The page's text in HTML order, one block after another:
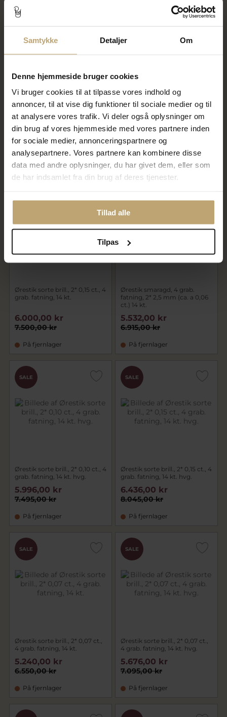
Samtykke Detaljer Om
Denne hjemmeside bruger cookies
Vi bruger cookies til at tilpasse vores indhold og
annoncer, til at vise dig funktioner til sociale medier og til
at analysere vores trafik. Vi deler også oplysninger om
din brug af vores hjemmeside med vores partnere inden
for sociale medier, annonceringspartnere og
analysepartnere. Vores partnere kan kombinere disse
data med andre oplysninger, du har givet dem, eller som
de har indsamlet fra din brug af deres tjenester.
Tillad alle
Tilpas
SALE
Ørestik smaragd, 4 grab.
fatning, 2* 2,5 mm (ca. a 0,06
ct.) 14 kt. hvg.
7.485,00 kr
5.988,00 kr
På fjernlager
Ørestik sorte brill., 2* 0,10 ct., 4
grab. fatning, 14 kt.
6.950,00 kr
5.560,00 kr
På fjernlager
Ørestik sorte brill., 2* 0,15 ct., 4
grab. fatning, 14 kt.
7.500,00 kr
6.000,00 kr
På fjernlager
Ørestik smaragd, 4 grab.
fatning, 2* 2,5 mm (ca. a 0,06
ct.) 14 kt.
6.915,00 kr
5.532,00 kr
På fjernlager
SALE
Ørestik sorte brill., 2* 0,10 ct., 4
grab. fatning, 14 kt. hvg.
7.495,00 kr
5.996,00 kr
På fjernlager
SALE
Ørestik sorte brill., 2* 0,15 ct., 4
grab. fatning, 14 kt. hvg.
8.045,00 kr
6.436,00 kr
På fjernlager
SALE
Ørestik sorte brill., 2* 0,07 ct.,
4 grab. fatning, 14 kt.
6.550,00 kr
5.240,00 kr
På fjernlager
SALE
Ørestik sorte brill., 2* 0,07 ct.,
4 grab. fatning, 14 kt. hvg.
7.095,00 kr
5.676,00 kr
På fjernlager